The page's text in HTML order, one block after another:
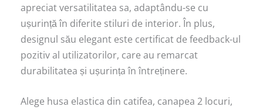
apreciat versatilitatea sa, adaptându-se cu
ușurință în diferite stiluri de interior. În plus,
designul său elegant este certificat de feedback-ul
pozitiv al utilizatorilor, care au remarcat
durabilitatea și ușurința în întreținere.
Alege husa elastica din catifea, canapea 2 locuri,